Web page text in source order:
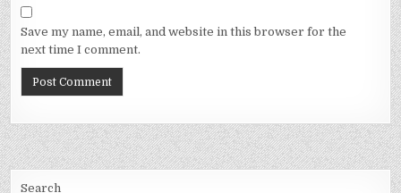
Save my name, email, and website in this browser for the
next time I comment.
Search